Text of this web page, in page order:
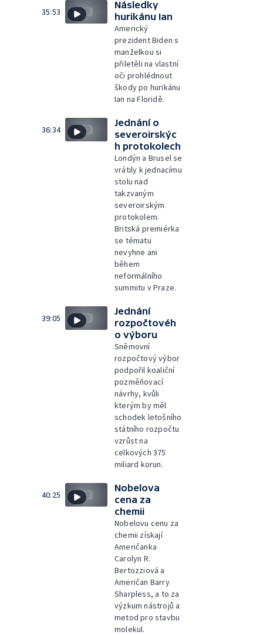
35:53
Následky
hurikánu Ian
Americký
prezident Biden s
manželkou si
přiletěli na vlastní
oči prohlédnout
škody po hurikánu
Ian na Floridě.
36:34
Jednání o
severoirskýc
h protokolech
Londýn a Brusel se
vrátily k jednacímu
stolu nad
takzvaným
severoirským
protokolem.
Britská premiérka
se tématu
nevyhne ani
během
neformálního
summitu v Praze.
39:05
Jednání
rozpočtovéh
o výboru
Sněmovní
rozpočtový výbor
podpořil koaliční
pozměňovací
návrhy, kvůli
kterým by měl
schodek letošního
státního rozpočtu
vzrůst na
celkových 375
miliard korun.
40:25
Nobelova
cena za
chemii
Nobelovu cenu za
chemii získají
Američanka
Carolyn R.
Bertozziová a
Američan Barry
Sharpless, a to za
výzkum nástrojů a
metod pro stavbu
molekul.